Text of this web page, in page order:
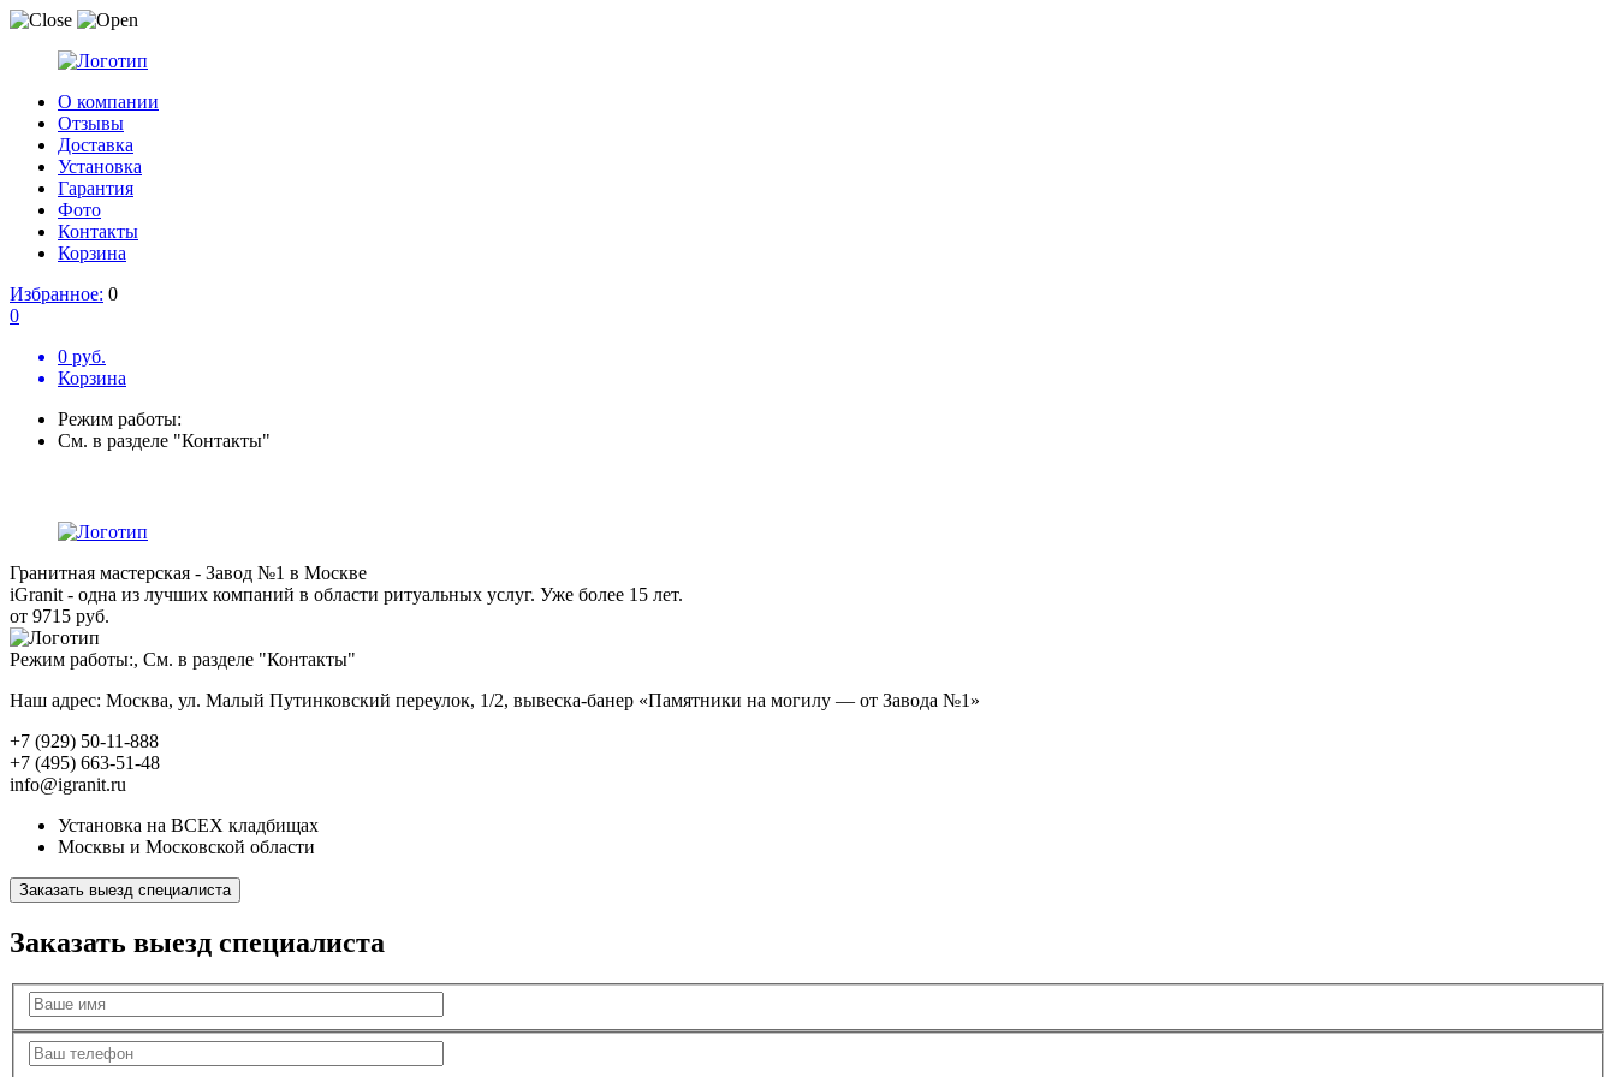
О компании
Отзывы
Доставка
Установка
Гарантия
Фото
Контакты
Корзина
Избранное: 0
0
0 руб.
Корзина
Режим работы:
См. в разделе "Контакты"
Гранитная мастерская - Завод №1 в Москве
iGranit - одна из лучших компаний в области ритуальных услуг. Уже более 15 лет.
от 9715 руб.
Режим работы:, См. в разделе "Контакты"
Наш адрес: Москва, ул. Малый Путинковский переулок, 1/2, вывеска-банер «Памятники на могилу — от Завода №1»
+7 (929) 50-11-888
+7 (495) 663-51-48
info@igranit.ru
Установка на ВСЕХ кладбищах
Москвы и Московской области
Заказать выезд специалиста
Заказать выезд специалиста